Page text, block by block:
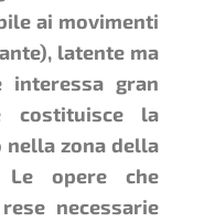
ai movimenti
latente ma
interessa gran
costituisce la
nella zona della
Le opere che
necessarie